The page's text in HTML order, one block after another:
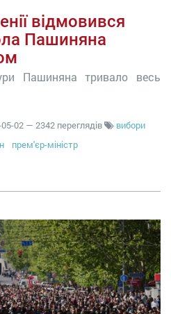
відмовився
Пашиняна
Пашиняна тривало весь
02 — 2342 переглядів
вибори
прем'єр-міністр